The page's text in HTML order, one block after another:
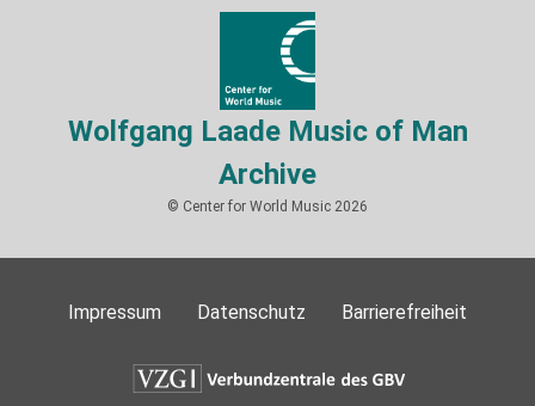
Wolfgang Laade Music of Man
Archive
© Center for World Music 2026
Impressum Datenschutz Barrierefreiheit